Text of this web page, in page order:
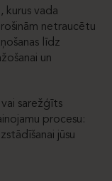
kurus vada
netraucētu
līdz
un
sarežģīts
procesu:
jūsu